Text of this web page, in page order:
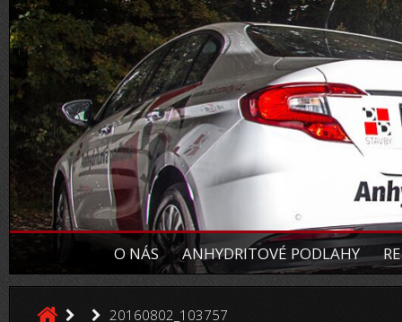
O NÁS ANHYDRITOVÉ PODLAHY
20160802_103757